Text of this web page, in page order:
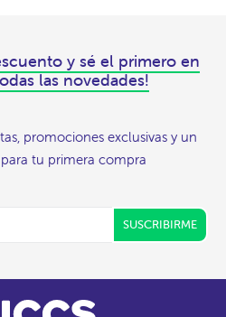
y sé el primero en
las novedades!
promociones exclusivas y un
tu primera compra
SUSCRIBIRME